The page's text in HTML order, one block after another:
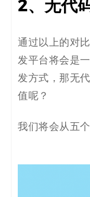
2、无代
通过以上的对
发平台将会是
发方式，那无
值呢？
我们将会从五